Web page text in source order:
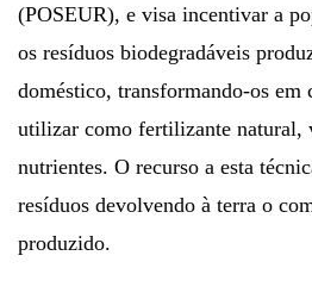
(POSEUR), e visa incentivar a
os resíduos biodegradáveis
doméstico, transformando-os em
utilizar como fertilizante natural,
nutrientes. O recurso a esta
resíduos devolvendo à terra o
produzido.